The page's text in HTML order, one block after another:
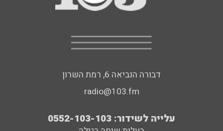
דבורה הנביאה 6, רמת השרון
radio@103.fm
עלייה לשידור: 0552-103-103